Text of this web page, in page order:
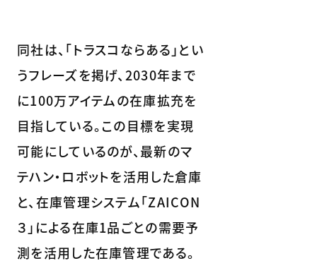
同社は、「トラスコならある」とい
うフレーズを掲げ、2030年まで
に100万アイテムの在庫拡充を
目指している。この目標を実現
可能にしているのが、最新のマ
テハン・ロボットを活用した倉庫
と、在庫管理システム「ZAICON
３」による在庫1品ごとの需要予
測を活用した在庫管理である。